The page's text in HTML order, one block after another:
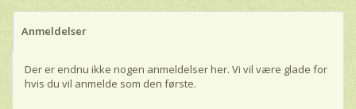
Anmeldelser
Der er endnu ikke nogen anmeldelser her. Vi vil være glade for
hvis du vil anmelde som den første.